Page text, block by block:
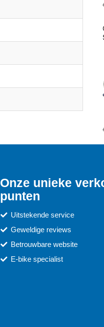
Onze unieke
punten
Uitstekende service
Geweldige reviews
Betrouwbare website
E-bike specialist